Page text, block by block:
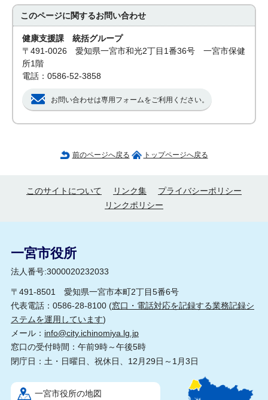
このページに関するお問い合わせ
健康支援課 統括グループ
〒491-0026 愛知県一宮市和光2丁目1番36号 一宮市保健
所1階
電話：0586-52-3858
お問い合わせは専用フォームをご利用ください。
前のページへ戻る トップページへ戻る
このサイトについて リンク集
プライバシーポリシー
リンクポリシー
一宮市役所
法人番号:3000020232033
〒491-8501 愛知県一宮市本町2丁目5番6号
代表電話：0586-28-8100 (窓口・電話対応を記録する業務記録シ
ステムを運用しています)
メール： info@city.ichinomiya.lg.jp
窓口の受付時間：午前9時～午後5時
閉庁日：土・日曜日、祝休日、12月29日～1月3日
一宮市役所の地図